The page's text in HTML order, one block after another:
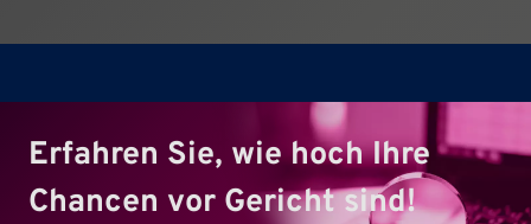
Erfahren Sie, wie hoch Ihre
Chancen vor Gericht sind!